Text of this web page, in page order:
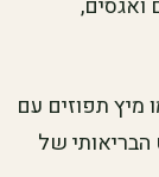
מיץ תפוזים עם
הבריאותי של